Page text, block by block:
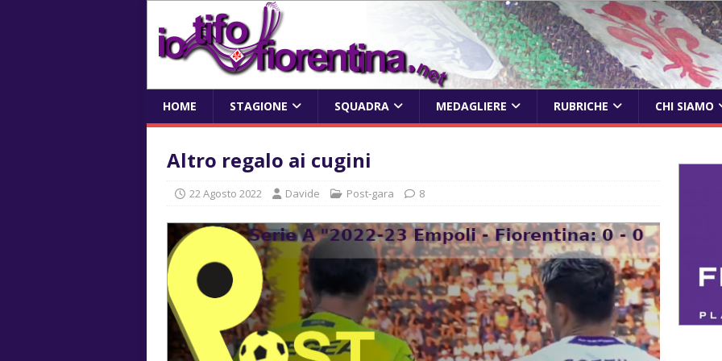
HOME STAGIONE SQUADRA MEDAGLIERE RUBRICHE CHI SIAMO
Altro regalo ai cugini
22 Agosto 2022 Davide Post-gara 8